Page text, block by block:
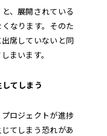
、展開されている
なります。そのた
席していないと同
まいます。
てしまう
ロジェクトが進捗
てしまう恐れがあ